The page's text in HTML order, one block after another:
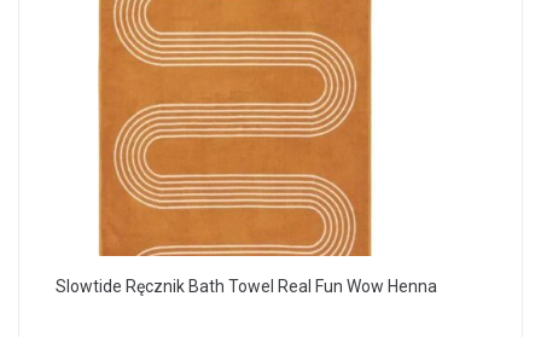
Slowtide Ręcznik Bath Towel Real Fun Wow Henna